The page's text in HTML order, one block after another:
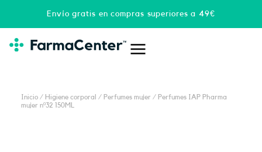
Envío gratis en compras superiores a 49€
Inicio / Higiene corporal / Perfumes mujer / Perfumes IAP Pharma
mujer nº32 150ML